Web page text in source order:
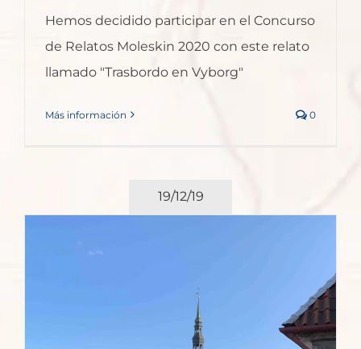
Hemos decidido participar en el Concurso
de Relatos Moleskin 2020 con este relato
llamado "Trasbordo en Vyborg"
Más información 0
19/12/19